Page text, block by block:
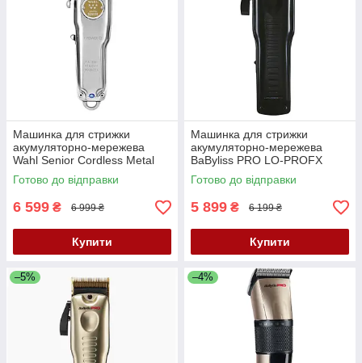
Машинка для стрижки
акумуляторно-мережева
Wahl Senior Cordless Metal
Edition 3000116
Готово до відправки
6 599 ₴ 6 999 ₴
Купити
Машинка для стрижки
акумуляторно-мережева
BaByliss PRO LO-PROFX
Black FX825E
Готово до відправки
5 899 ₴ 6 199 ₴
Купити
–5% –4%